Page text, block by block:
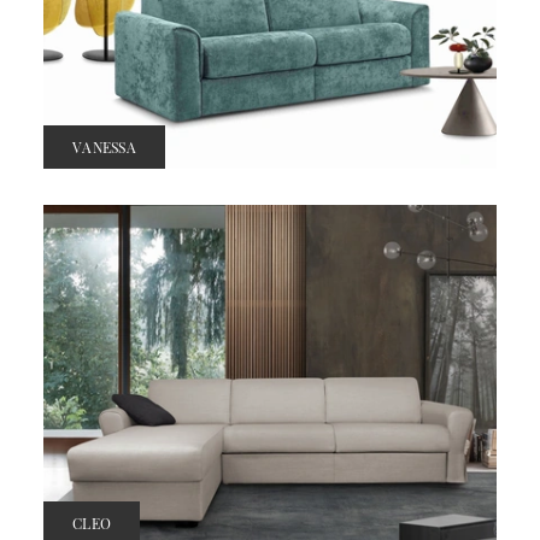
VANESSA
CLEO